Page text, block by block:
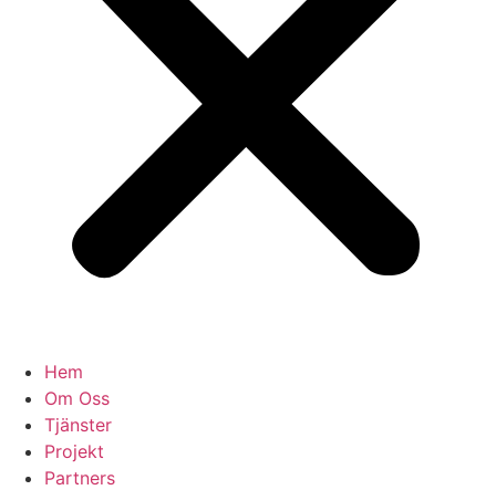
Hem
Om Oss
Tjänster
Projekt
Partners